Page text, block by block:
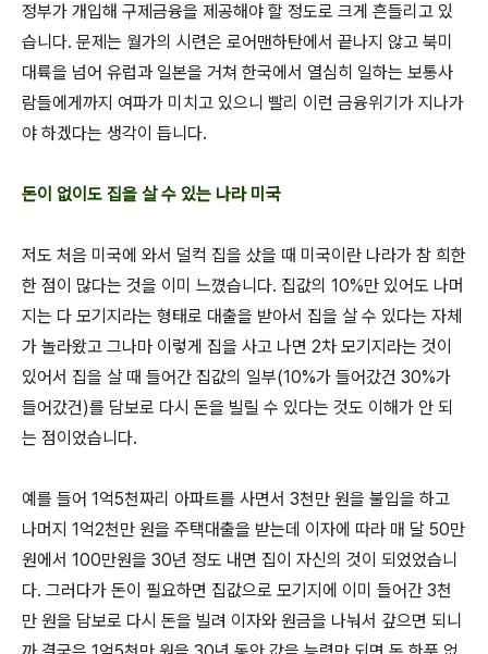
정부가 개입해 구제금융을 제공해야 할 정도로 크게 흔들리고 있
습니다. 문제는 월가의 시련은 로어맨하탄에서 끝나지 않고 북미
대륙을 넘어 유럽과 일본을 거쳐 한국에서 열심히 일하는 보통사
람들에게까지 여파가 미치고 있으니 빨리 이런 금융위기가 지나가
야 하겠다는 생각이 듭니다.
돈이 없이도 집을 살 수 있는 나라 미국
저도 처음 미국에 와서 덜컥 집을 샀을 때 미국이란 나라가 참 희한
한 점이 많다는 것을 이미 느꼈습니다. 집값의 10%만 있어도 나머
지는 다 모기지라는 형태로 대출을 받아서 집을 살 수 있다는 자체
가 놀라왔고 그나마 이렇게 집을 사고 나면 2차 모기지라는 것이
있어서 집을 살 때 들어간 집값의 일부(10%가 들어갔건 30%가
들어갔건)를 담보로 다시 돈을 빌릴 수 있다는 것도 이해가 안 되
는 점이었습니다.
예를 들어 1억5천짜리 아파트를 사면서 3천만 원을 불입을 하고
나머지 1억2천만 원을 주택대출을 받는데 이자에 따라 매 달 50만
원에서 100만원을 30년 정도 내면 집이 자신의 것이 되었었습니
다. 그러다가 돈이 필요하면 집값으로 모기지에 이미 들어간 3천
만 원을 담보로 다시 돈을 빌려 이자와 원금을 나눠서 갚으면 되니